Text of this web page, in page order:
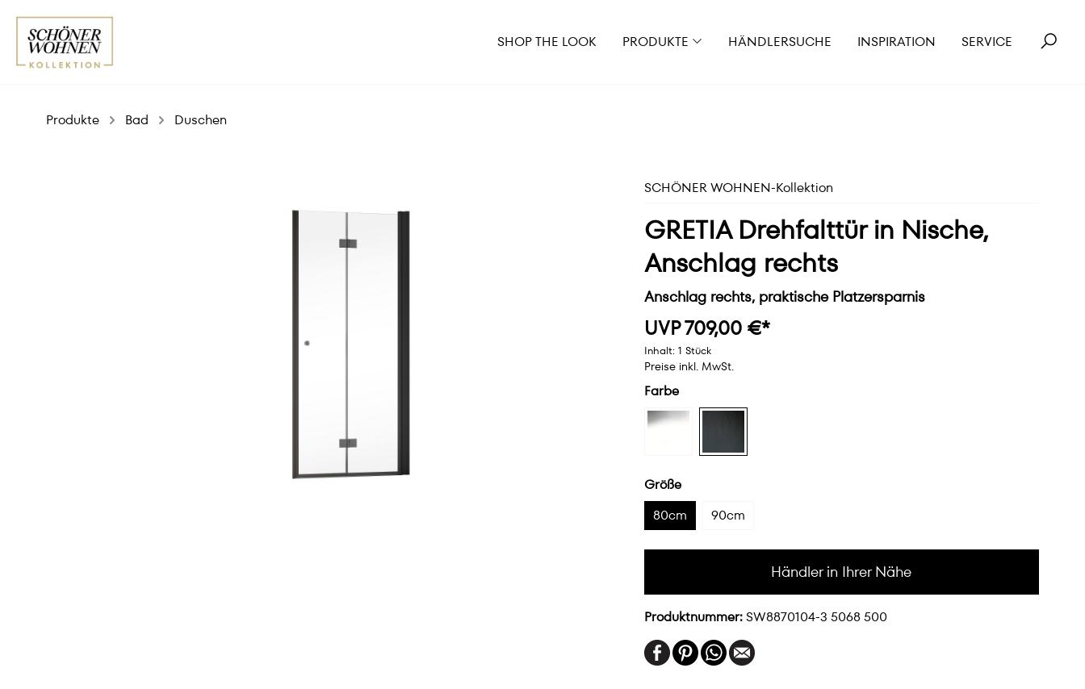
SHOP THE LOOK PRODUKTE HÄNDLERSUCHE INSPIRATION SERVICE
Produkte Bad Duschen
SCHÖNER WOHNEN-Kollektion
GRETIA Drehfalttür in Nische,
Anschlag rechts
Anschlag rechts, praktische Platzersparnis
UVP 709,00 €*
Inhalt: 1 Stück
Preise inkl. MwSt.
Farbe
Größe
80cm
90cm
Händler in Ihrer Nähe
Produktnummer:SW8870104-3 5068 500